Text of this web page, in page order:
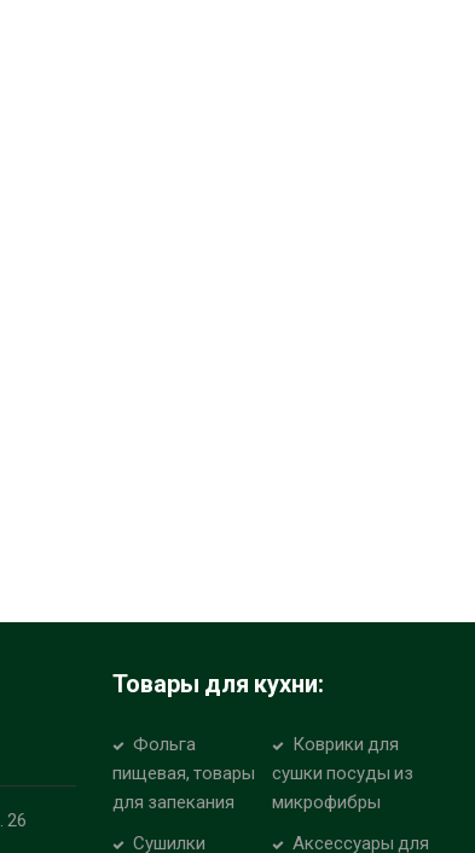
26
Товары для кухни:
Фольга
пищевая, товары
для запекания
Коврики для
сушки посуды из
микрофибры
Сушилки
Аксессуары для